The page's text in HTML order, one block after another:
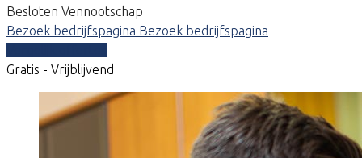
Besloten Vennootschap
Bezoek bedrijfspagina Bezoek bedrijfspagina
Gratis - Vrijblijvend